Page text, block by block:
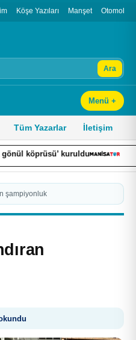
Köşe Yazıları Manşet Otomobil
Ara
Menü +
Tüm Yazarlar İletişim
kuruldu 18 yıl sonra
şampiyonluk